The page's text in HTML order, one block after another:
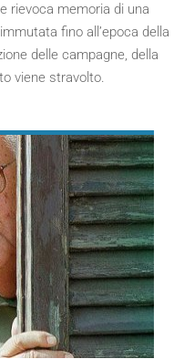
rievoca memoria di una
fino all’epoca della
delle campagne, della
viene stravolto.